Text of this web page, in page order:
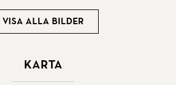
Visa alla bilder
Karta